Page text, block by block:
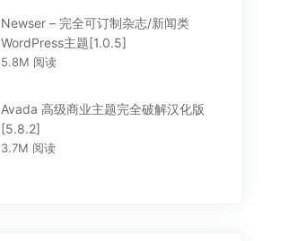
Newser – 完全可订制杂志/新闻类
WordPress主题[1.0.5]
5.8M 阅读
Avada 高级商业主题完全破解汉化版
[5.8.2]
3.7M 阅读